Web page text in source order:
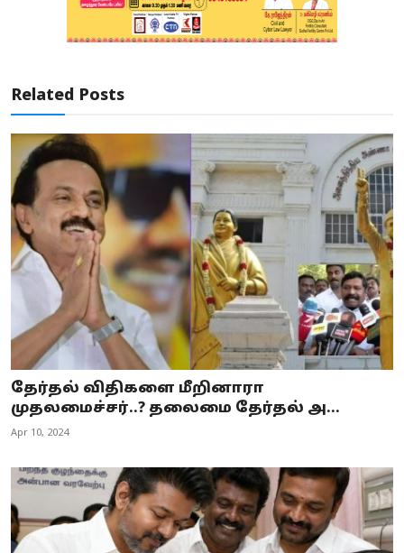
Related Posts
தேர்தல் விதிகளை மீறினாரா
முதலமைச்சர்..? தலைமை தேர்தல் அ...
Apr 10, 2024